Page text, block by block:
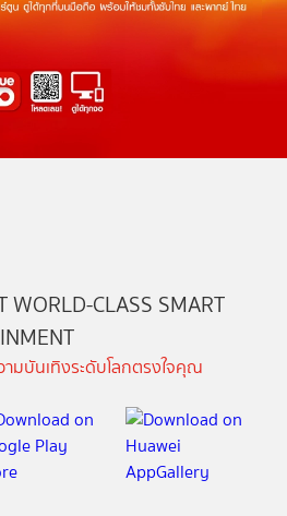
WORLD-CLASS SMART
มบันเทิงระดับโลกตรงใจคุณ